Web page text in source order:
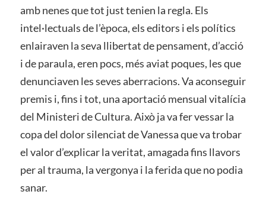
amb nenes que tot just tenien la regla. Els
intel·lectuals de l’època, els editors i els polítics
enlairaven la seva llibertat de pensament, d’acció
i de paraula, eren pocs, més aviat poques, les que
denunciaven les seves aberracions. Va aconseguir
premis i, fins i tot, una aportació mensual vitalícia
del Ministeri de Cultura. Això ja va fer vessar la
copa del dolor silenciat de Vanessa que va trobar
el valor d’explicar la veritat, amagada fins llavors
per al trauma, la vergonya i la ferida que no podia
sanar.